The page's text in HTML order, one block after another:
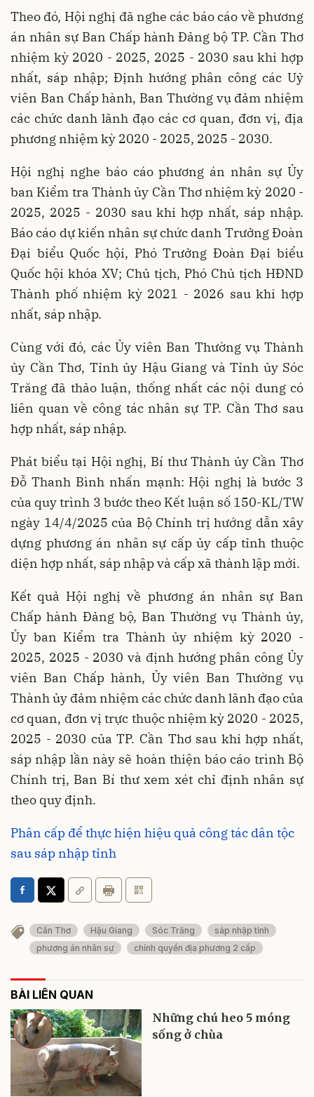
Theo đó, Hội nghị đã nghe các báo cáo về phương
án nhân sự Ban Chấp hành Đảng bộ TP. Cần Thơ
nhiệm kỳ 2020 - 2025, 2025 - 2030 sau khi hợp
nhất, sáp nhập; Định hướng phân công các Uỷ
viên Ban Chấp hành, Ban Thường vụ đảm nhiệm
các chức danh lãnh đạo các cơ quan, đơn vị, địa
phương nhiệm kỳ 2020 - 2025, 2025 - 2030.
Hội nghị nghe báo cáo phương án nhân sự Ủy
ban Kiểm tra Thành ủy Cần Thơ nhiệm kỳ 2020 -
2025, 2025 - 2030 sau khi hợp nhất, sáp nhập.
Báo cáo dự kiến nhân sự chức danh Trưởng Đoàn
Đại biểu Quốc hội, Phó Trưởng Đoàn Đại biểu
Quốc hội khóa XV; Chủ tịch, Phó Chủ tịch HĐND
Thành phố nhiệm kỳ 2021 - 2026 sau khi hợp
nhất, sáp nhập.
Cùng với đó, các Ủy viên Ban Thường vụ Thành
ủy Cần Thơ, Tỉnh ủy Hậu Giang và Tỉnh ủy Sóc
Trăng đã thảo luận, thống nhất các nội dung có
liên quan về công tác nhân sự TP. Cần Thơ sau
hợp nhất, sáp nhập.
Phát biểu tại Hội nghị, Bí thư Thành ủy Cần Thơ
Đỗ Thanh Bình nhấn mạnh: Hội nghị là bước 3
của quy trình 3 bước theo Kết luận số 150-KL/TW
ngày 14/4/2025 của Bộ Chính trị hướng dẫn xây
dựng phương án nhân sự cấp ủy cấp tỉnh thuộc
diện hợp nhất, sáp nhập và cấp xã thành lập mới.
Kết quả Hội nghị về phương án nhân sự Ban
Chấp hành Đảng bộ, Ban Thường vụ Thành ủy,
Ủy ban Kiểm tra Thành ủy nhiệm kỳ 2020 -
2025, 2025 - 2030 và định hướng phân công Ủy
viên Ban Chấp hành, Ủy viên Ban Thường vụ
Thành ủy đảm nhiệm các chức danh lãnh đạo của
cơ quan, đơn vị trực thuộc nhiệm kỳ 2020 - 2025,
2025 - 2030 của TP. Cần Thơ sau khi hợp nhất,
sáp nhập lần này sẽ hoàn thiện báo cáo trình Bộ
Chính trị, Ban Bí thư xem xét chỉ định nhân sự
theo quy định.
Phân cấp để thực hiện hiệu quả công tác dân tộc
sau sáp nhập tỉnh
Cần Thơ Hậu Giang Sóc Trăng
sáp nhập tỉnh
phương án nhân sự
chính quyền địa phương 2 cấp
BÀI LIÊN QUAN
Những chú heo 5 móng
sống ở chùa